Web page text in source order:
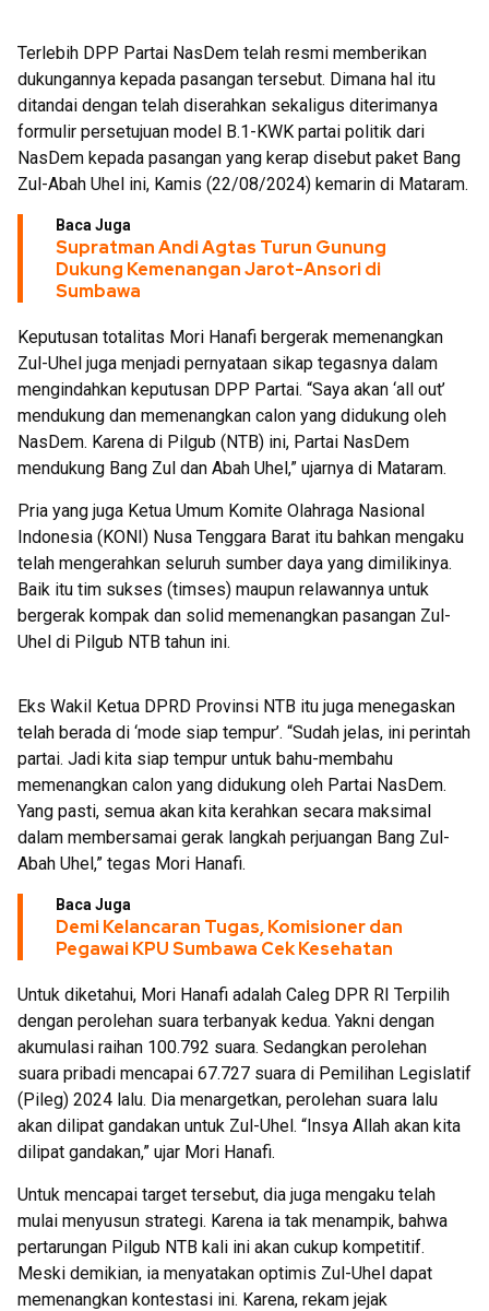
Terlebih DPP Partai NasDem telah resmi memberikan
dukungannya kepada pasangan tersebut. Dimana hal itu
ditandai dengan telah diserahkan sekaligus diterimanya
formulir persetujuan model B.1-KWK partai politik dari
NasDem kepada pasangan yang kerap disebut paket Bang
Zul-Abah Uhel ini, Kamis (22/08/2024) kemarin di Mataram.
Baca Juga
Supratman Andi Agtas Turun Gunung
Dukung Kemenangan Jarot-Ansori di
Sumbawa
Keputusan totalitas Mori Hanafi bergerak memenangkan
Zul-Uhel juga menjadi pernyataan sikap tegasnya dalam
mengindahkan keputusan DPP Partai. “Saya akan ‘all out’
mendukung dan memenangkan calon yang didukung oleh
NasDem. Karena di Pilgub (NTB) ini, Partai NasDem
mendukung Bang Zul dan Abah Uhel,” ujarnya di Mataram.
Pria yang juga Ketua Umum Komite Olahraga Nasional
Indonesia (KONI) Nusa Tenggara Barat itu bahkan mengaku
telah mengerahkan seluruh sumber daya yang dimilikinya.
Baik itu tim sukses (timses) maupun relawannya untuk
bergerak kompak dan solid memenangkan pasangan Zul-
Uhel di Pilgub NTB tahun ini.
Eks Wakil Ketua DPRD Provinsi NTB itu juga menegaskan
telah berada di ‘mode siap tempur’. “Sudah jelas, ini perintah
partai. Jadi kita siap tempur untuk bahu-membahu
memenangkan calon yang didukung oleh Partai NasDem.
Yang pasti, semua akan kita kerahkan secara maksimal
dalam membersamai gerak langkah perjuangan Bang Zul-
Abah Uhel,” tegas Mori Hanafi.
Baca Juga
Demi Kelancaran Tugas, Komisioner dan
Pegawai KPU Sumbawa Cek Kesehatan
Untuk diketahui, Mori Hanafi adalah Caleg DPR RI Terpilih
dengan perolehan suara terbanyak kedua. Yakni dengan
akumulasi raihan 100.792 suara. Sedangkan perolehan
suara pribadi mencapai 67.727 suara di Pemilihan Legislatif
(Pileg) 2024 lalu. Dia menargetkan, perolehan suara lalu
akan dilipat gandakan untuk Zul-Uhel. “Insya Allah akan kita
dilipat gandakan,” ujar Mori Hanafi.
Untuk mencapai target tersebut, dia juga mengaku telah
mulai menyusun strategi. Karena ia tak menampik, bahwa
pertarungan Pilgub NTB kali ini akan cukup kompetitif.
Meski demikian, ia menyatakan optimis Zul-Uhel dapat
memenangkan kontestasi ini. Karena, rekam jejak